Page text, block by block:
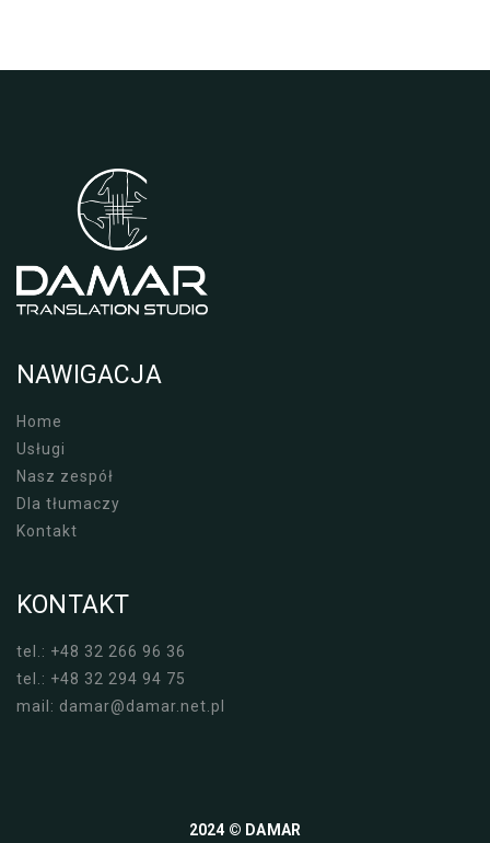
NAWIGACJA
Home
Usługi
Nasz zespół
Dla tłumaczy
Kontakt
KONTAKT
tel.: +48 32 266 96 36
tel.: +48 32 294 94 75
mail: damar@damar.net.pl
2024 © DAMAR